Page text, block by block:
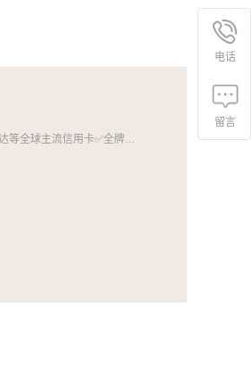
随行付外卡收单解决方案上线覆盖VIS**/万事达等全球主流信用卡✅全牌照合规 ✅直联国际卡组织✅境内直接到
电话
留言